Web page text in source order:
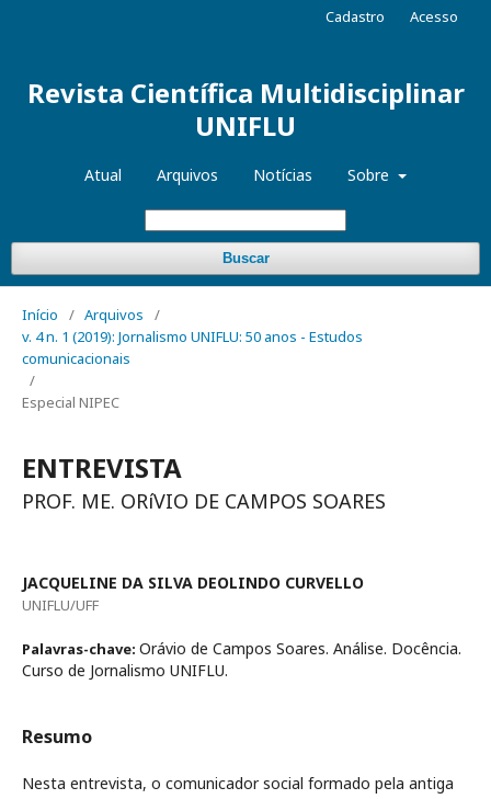
Revista Científica Multidisciplinar
UNIFLU
Atual Arquivos Notícias Sobre
Buscar
Cadastro Acesso
Início / Arquivos
/
v. 4 n. 1 (2019): Jornalismo UNIFLU: 50 anos - Estudos
comunicacionais
/
Especial NIPEC
ENTREVISTA
PROF. ME. ORíVIO DE CAMPOS SOARES
JACQUELINE DA SILVA DEOLINDO CURVELLO
UNIFLU/UFF
Palavras-chave: Orávio de Campos Soares. Análise. Docência.
Curso de Jornalismo UNIFLU.
Resumo
Nesta entrevista, o comunicador social formado pela antiga